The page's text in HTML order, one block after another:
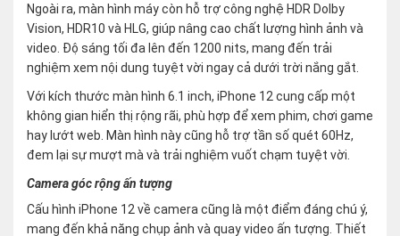
Ngoài ra, màn hình máy còn hỗ trợ công nghệ HDR Dolby
Vision, HDR10 và HLG, giúp nâng cao chất lượng hình ảnh và
video. Độ sáng tối đa lên đến 1200 nits, mang đến trải
nghiệm xem nội dung tuyệt vời ngay cả dưới trời nắng gắt.
Với kích thước màn hình 6.1 inch, iPhone 12 cung cấp một
không gian hiển thị rộng rãi, phù hợp để xem phim, chơi game
hay lướt web. Màn hình này cũng hỗ trợ tần số quét 60Hz,
đem lại sự mượt mà và trải nghiệm vuốt chạm tuyệt vời.
Camera góc rộng ấn tượng
Cấu hình iPhone 12 về camera cũng là một điểm đáng chú ý,
mang đến khả năng chụp ảnh và quay video ấn tượng. Thiết